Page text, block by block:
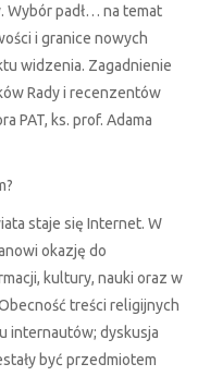
Wybór padł… na temat
i granice nowych
widzenia. Zagadnienie
Rady i recenzentów
PAT, ks. prof. Adama
staje się Internet. W
okazję do
kultury, nauki oraz w
treści religijnych
internautów; dyskusja
być przedmiotem